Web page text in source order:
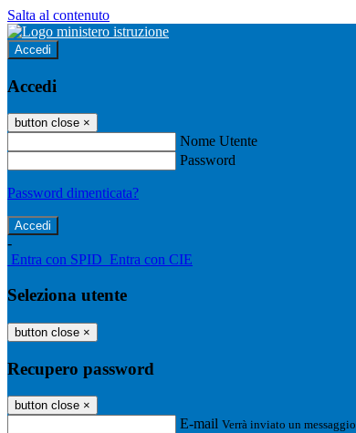
Salta al contenuto
Accedi
Accedi
button close ×
Nome Utente
Password
Password dimenticata?
-
Entra con SPID Entra con CIE
Seleziona utente
button close ×
Recupero password
button close ×
E-mail Verrà inviato un